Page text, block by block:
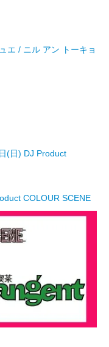
エ / ニル アン トーキョ
COLOUR SCENE